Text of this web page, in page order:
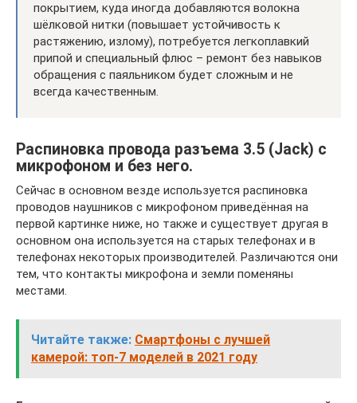
покрытием, куда иногда добавляются волокна
шёлковой нитки (повышает устойчивость к
растяжению, излому), потребуется легкоплавкий
припой и специальный флюс – ремонт без навыков
обращения с паяльником будет сложным и не
всегда качественным.
Распиновка провода разъема 3.5 (Jack) с
микрофоном и без него.
Сейчас в основном везде используется распиновка
проводов наушников с микрофоном приведённая на
первой картинке ниже, но также и существует другая в
основном она используется на старых телефонах и в
телефонах некоторых производителей. Различаются они
тем, что контакты микрофона и земли поменяны
местами.
Читайте также: Смартфоны с лучшей
камерой: топ-7 моделей в 2021 году